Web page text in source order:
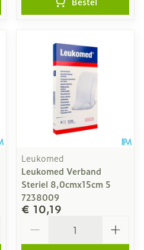
Leukomed
Leukomed Verband
Steriel 8,0cmx15cm 5
7238009
€ 10,19